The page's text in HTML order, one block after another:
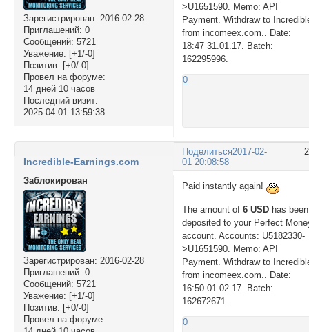
Зарегистрирован: 2016-02-28
Приглашений: 0
Сообщений: 5721
Уважение: [+1/-0]
Позитив: [+0/-0]
Провел на форуме:
14 дней 10 часов
Последний визит:
2025-04-01 13:59:38
>U1651590. Memo: API
Payment. Withdraw to
from incomeex.com.. Date:
18:47 31.01.17. Batch:
162295996.
0
Поделиться2017-02-
01 20:08:58
Incredible-Earnings.com
Заблокирован
Зарегистрирован: 2016-02-28
Приглашений: 0
Сообщений: 5721
Уважение: [+1/-0]
Позитив: [+0/-0]
Провел на форуме:
Paid instantly again!
The amount of 6 USD has been
deposited to your Perfect
account. Accounts: U5182330-
>U1651590. Memo: API
Payment. Withdraw to
from incomeex.com.. Date:
16:50 01.02.17. Batch:
162672671.
0